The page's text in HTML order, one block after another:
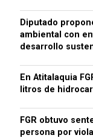
Diputado
ambiental con
desarrollo
En Atitalaquia
litros de
FGR obtuvo
persona por